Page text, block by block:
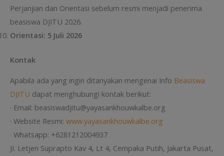
Perjanjian dan Orientasi sebelum resmi menjadi penerima
beasiswa DJITU 2026.
Orientasi: 5 Juli 2026
Kontak
Apabila ada yang ingin ditanyakan mengenai Info Beasiswa
DJITU dapat menghubungi kontak berikut:
· Email: beasiswadjitu@yayasankhouwkalbe.org
· Website Resmi: www.yayasankhouwkalbe.org
· Whatsapp: +6281212004937
JI. Letjen Suprapto Kav 4, Lt 4, Cempaka Putih, Jakarta Pusat,